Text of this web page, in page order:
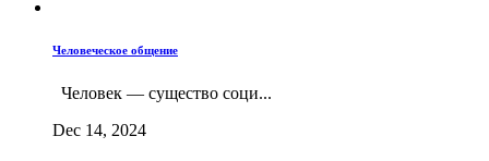
Человеческое общение
Человек — существо соци...
Dec 14, 2024